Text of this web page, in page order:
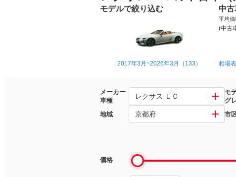
モデルで絞り込む
2017年3月~2026年3月（133）
中
平均価
(中古
相場
メーカー
車種
レクサス ＬＣ
モ
グ
地域 京都府 市
価格